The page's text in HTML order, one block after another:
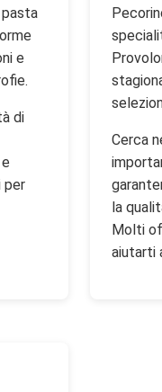
e
di
per
Cerca
la
Molti
aiutarti